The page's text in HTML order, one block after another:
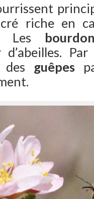
riche en
Les
d’abeilles.
des guêpes